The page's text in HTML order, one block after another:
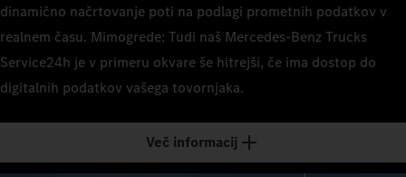
dinamično načrtovanje poti na podlagi prometnih podatkov v
realnem času. Mimogrede: Tudi naš Mercedes‑Benz Trucks
Service24h je v primeru okvare še hitrejši, če ima dostop do
digitalnih podatkov vašega tovornjaka.
Več informacij